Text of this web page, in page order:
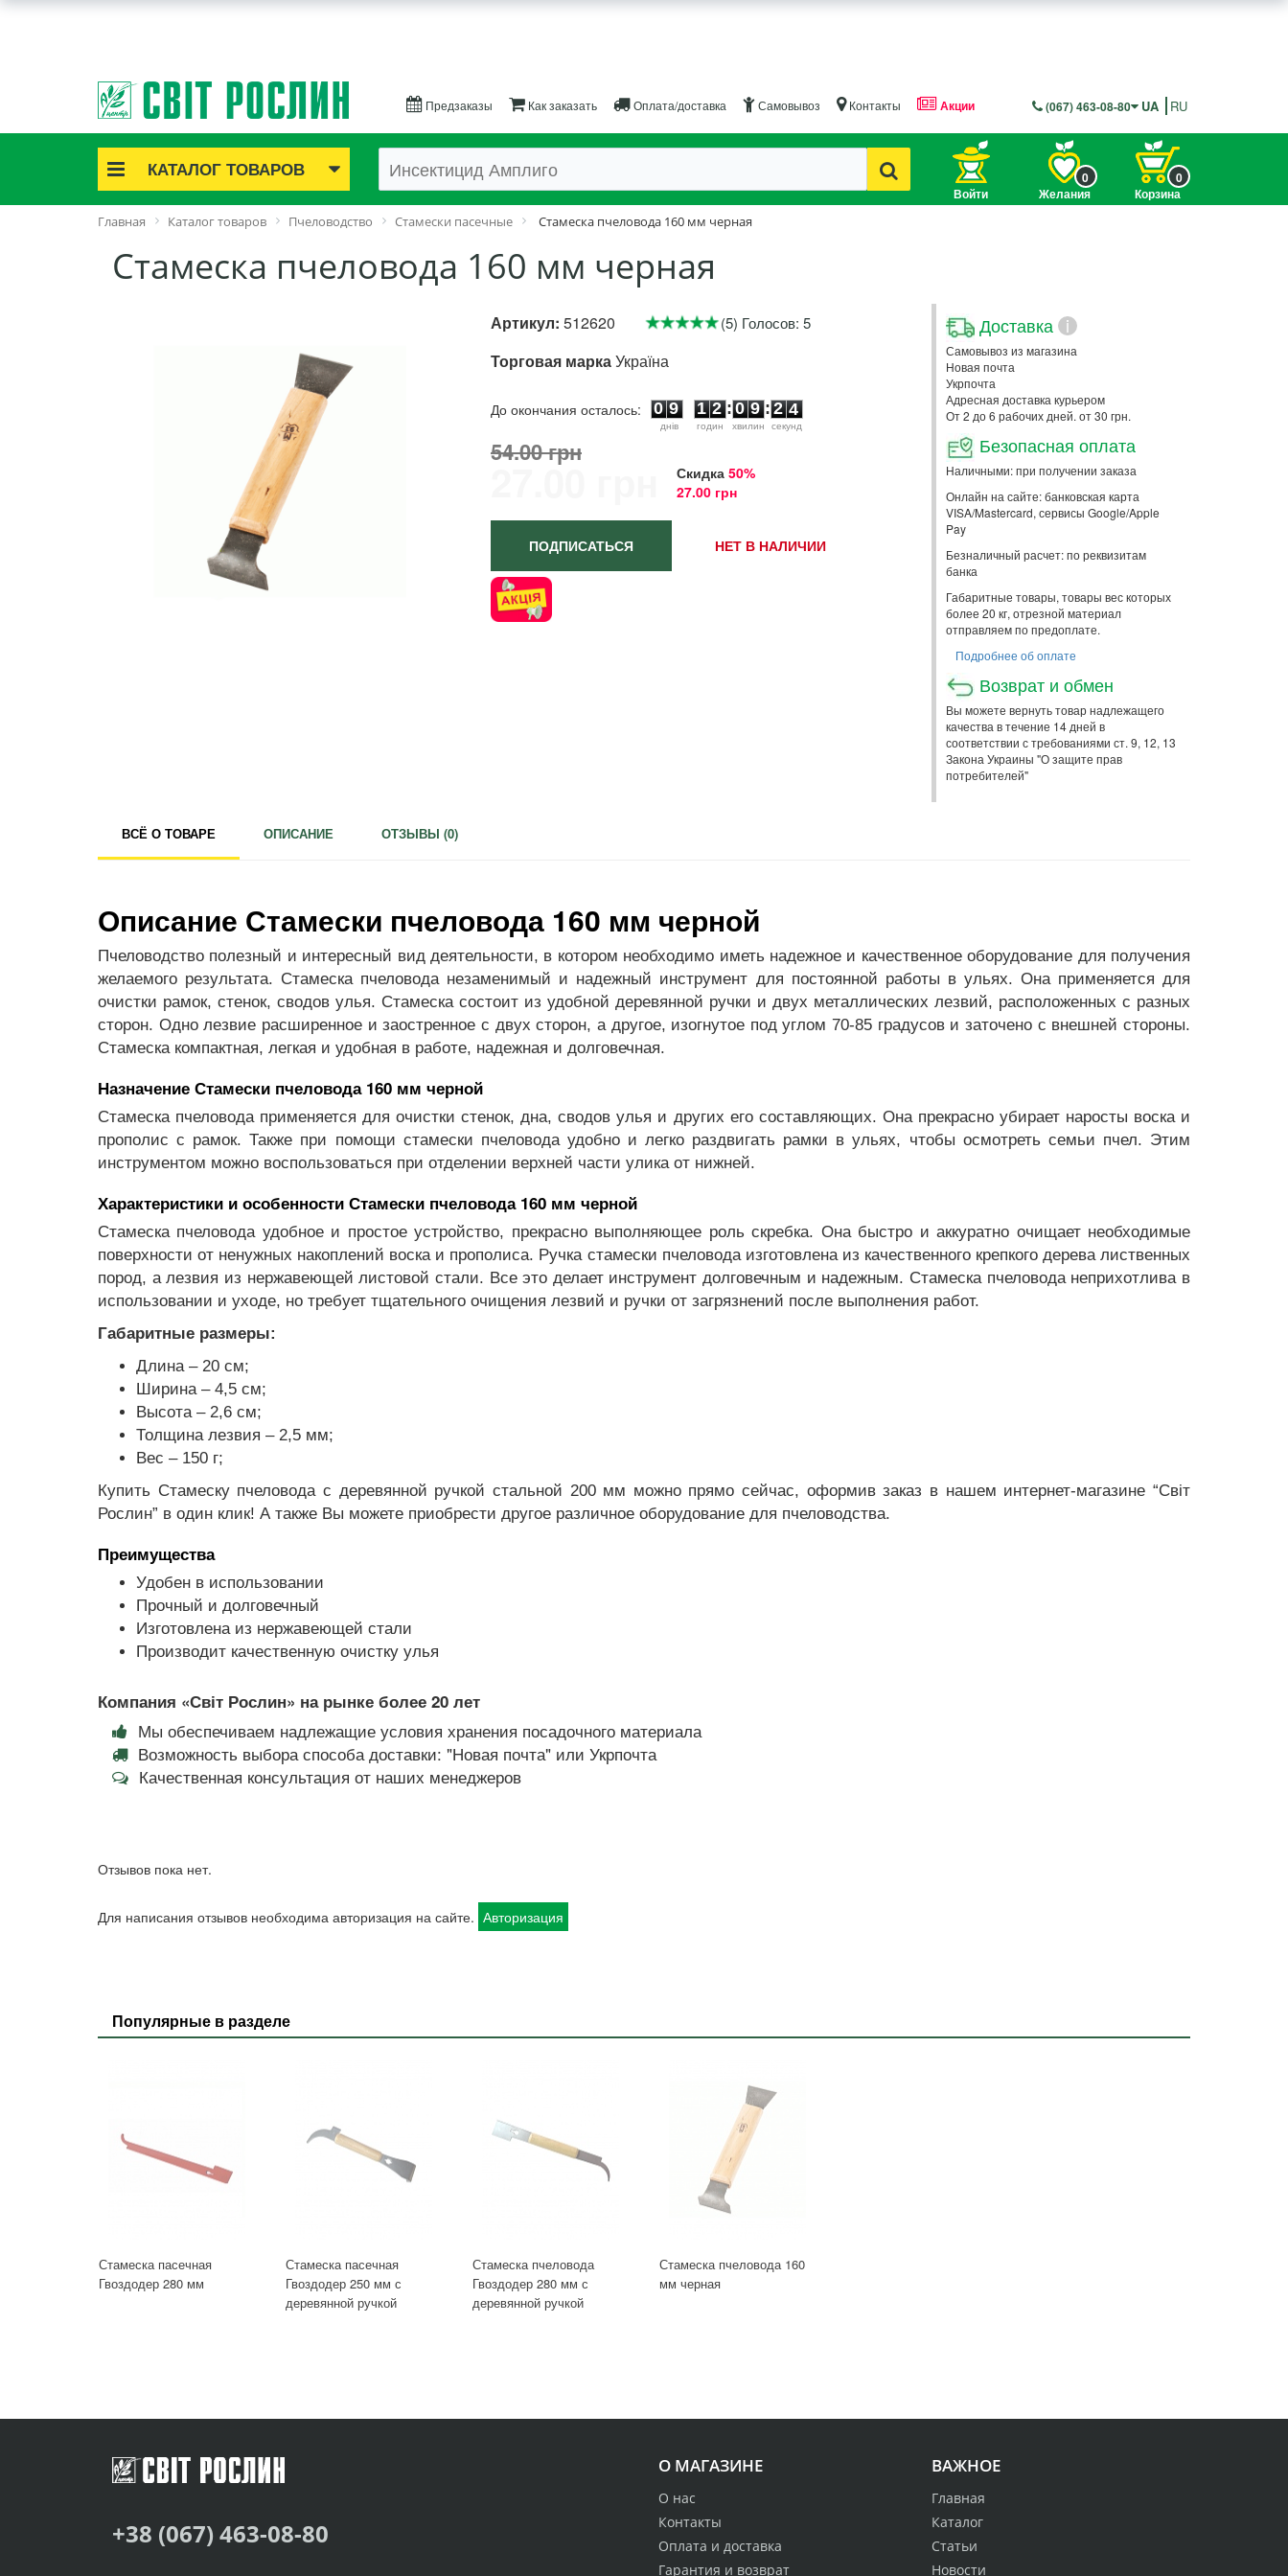
Предзаказы Как заказать Оплата/доставка Самовывоз Контакты Акции (067) 463-08-80 UA RU
КАТАЛОГ ТОВАРОВ
Акционные товары
Саженцы роз
Для комнатных растений
Для ландшафтного дизайна
Инструменты и инвентарь
Войти Желания
0
Корзина
0
Главная Каталог товаров Пчеловодство Стамески пасечные Стамеска пчеловода 160 мм черная
Стамеска пчеловода 160 мм черная
Артикул: 512620 (5) Голосов: 5
Торговая маркаУкраїна
До окончания осталось:
0 9
днiв
1 2
годин
: 0 9
хвилин
: 2 3
секунд
54.00 грн
27.00 грн Скидка 50%
27.00 грн
ПОДПИСАТЬСЯ НЕТ В НАЛИЧИИ
Доставка i
Самовывоз из магазина
Новая почта
Укрпочта
Адресная доставка курьером
От 2 до 6 рабочих дней. от 30 грн.
Безопасная оплата
Наличными: при получении заказа
Онлайн на сайте: банковская карта
VISA/Mastercard, сервисы Google/Apple
Pay
Безналичный расчет: по реквизитам
банка
Габаритные товары, товары вес которых
более 20 кг, отрезной материал
отправляем по предоплате.
Подробнее об оплате
Возврат и обмен
Вы можете вернуть товар надлежащего
качества в течение 14 дней в
соответствии с требованиями ст. 9, 12, 13
Закона Украины "О защите прав
потребителей"
ВСЁ О ТОВАРЕ ОПИСАНИЕ ОТЗЫВЫ (0)
Описание Стамески пчеловода 160 мм черной
Пчеловодство полезный и интересный вид деятельности, в котором необходимо иметь надежное и качественное оборудование для получения
желаемого результата. Стамеска пчеловода незаменимый и надежный инструмент для постоянной работы в ульях. Она применяется для
очистки рамок, стенок, сводов улья. Стамеска состоит из удобной деревянной ручки и двух металлических лезвий, расположенных с разных
сторон. Одно лезвие расширенное и заостренное с двух сторон, а другое, изогнутое под углом 70-85 градусов и заточено с внешней стороны.
Стамеска компактная, легкая и удобная в работе, надежная и долговечная.
Назначение Стамески пчеловода 160 мм черной
Стамеска пчеловода применяется для очистки стенок, дна, сводов улья и других его составляющих. Она прекрасно убирает наросты воска и
прополис с рамок. Также при помощи стамески пчеловода удобно и легко раздвигать рамки в ульях, чтобы осмотреть семьи пчел. Этим
инструментом можно воспользоваться при отделении верхней части улика от нижней.
Характеристики и особенности Стамески пчеловода 160 мм черной
Стамеска пчеловода удобное и простое устройство, прекрасно выполняющее роль скребка. Она быстро и аккуратно очищает необходимые
поверхности от ненужных накоплений воска и прополиса. Ручка стамески пчеловода изготовлена из качественного крепкого дерева лиственных
пород, а лезвия из нержавеющей листовой стали. Все это делает инструмент долговечным и надежным. Стамеска пчеловода неприхотлива в
использовании и уходе, но требует тщательного очищения лезвий и ручки от загрязнений после выполнения работ.
Габаритные размеры:
Длина – 20 см;
Ширина – 4,5 см;
Высота – 2,6 см;
Толщина лезвия – 2,5 мм;
Вес – 150 г;
Купить Стамеску пчеловода с деревянной ручкой стальной 200 мм можно прямо сейчас, оформив заказ в нашем интернет-магазине “Світ
Рослин” в один клик! А также Вы можете приобрести другое различное оборудование для пчеловодства.
Преимущества
Удобен в использовании
Прочный и долговечный
Изготовлена из нержавеющей стали
Производит качественную очистку улья
Компания «Світ Рослин» на рынке более 20 лет
Мы обеспечиваем надлежащие условия хранения посадочного материала
Возможность выбора способа доставки: "Новая почта" или Укрпочта
Качественная консультация от наших менеджеров
Отзывов пока нет.
Для написания отзывов необходима авторизация на сайте. Авторизация
Популярные в разделе
Стамеска пасечная
Гвоздодер 280 мм
Стамеска пасечная
Гвоздодер 250 мм с
деревянной ручкой
Стамеска пчеловода
Гвоздодер 280 мм с
деревянной ручкой
Стамеска пчеловода 160
мм черная
О МАГАЗИНЕ
О нас
Контакты
Оплата и доставка
Гарантия и возврат
ВАЖНОЕ
Главная
Каталог
Статьи
Новости
+38 (067) 463-08-80